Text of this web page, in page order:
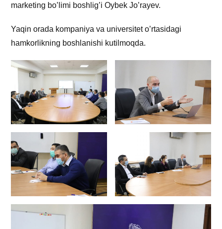
marketing bo’limi boshlig’i Oybek Jo’rayev.
Yaqin orada kompaniya va universitet o’rtasidagi
hamkorlikning boshlanishi kutilmoqda.